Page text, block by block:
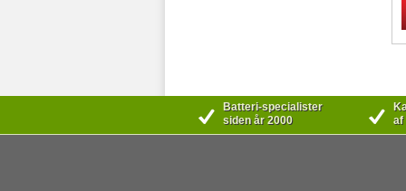
Batteri-specialister
siden år 2000
af